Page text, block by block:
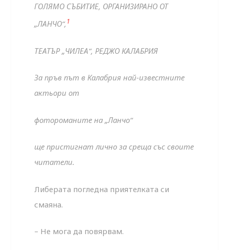
ГОЛЯМО СЪБИТИЕ, ОРГАНИЗИРАНО ОТ
„ЛАНЧО“, 1
ТЕАТЪР „ЧИЛЕА“, РЕДЖО КАЛАБРИЯ
За пръв път в Калабрия най-известните
актьори от
фотороманите на „Ланчо“
ще пристигнат лично за среща със своите
читатели.
Либерата погледна приятелката си
смаяна.
– Не мога да повярвам.